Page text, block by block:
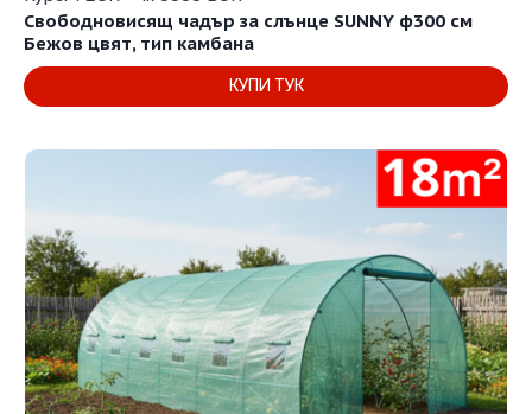
Свободновисящ чадър за слънце SUNNY ф300 см
Бежов цвят, тип камбана
was:
129.00€
/
252.30 лв..
е:
/
КУПИ ТУК